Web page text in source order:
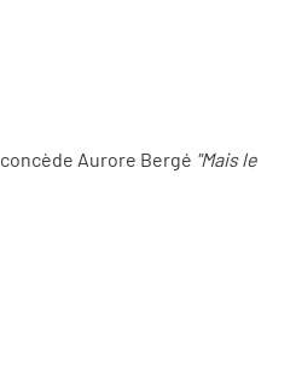
concède Aurore Bergé "Mais le